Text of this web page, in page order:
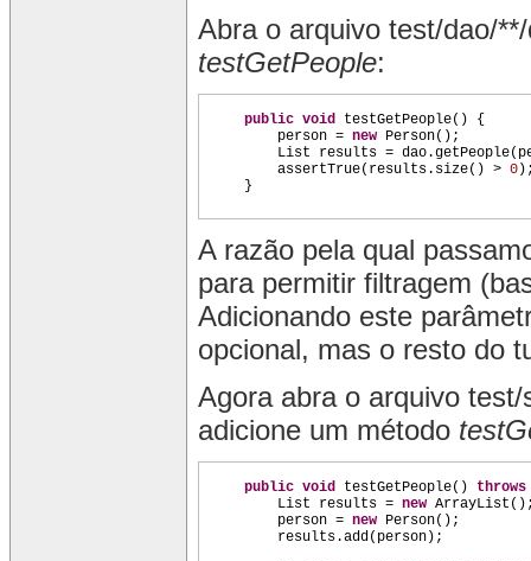
Abra o arquivo test/dao/
testGetPeople:
public void testGetPeople() {
person = new Person() ;
List results = dao.getPeople(
assertTrue( results.size() > 0 )
}
A razão pela qual
para permitir filtragem
Adicionando este
opcional, mas o resto do
Agora abra o arquivo
adicione um método
public void testGetPeople()
List results = new ArrayList ()
person = new Person() ;
results.add( person ) ;